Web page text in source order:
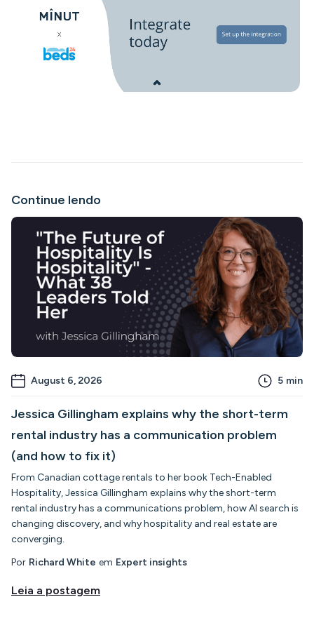
Continue lendo
August 6, 2026 5 min
Jessica Gillingham explains why the short-term
rental industry has a communication problem
(and how to fix it)
From Canadian cottage rentals to her book Tech-Enabled
Hospitality, Jessica Gillingham explains why the short-term
rental industry has a communications problem, how AI search is
changing discovery, and why hospitality and real estate are
converging.
Por Richard White em Expert insights
Leia a postagem